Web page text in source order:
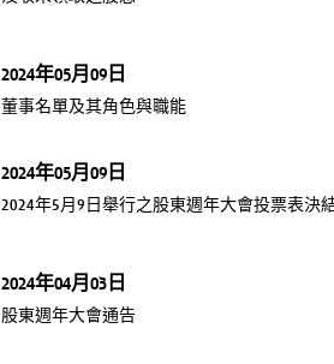
2024年05月09日
董事名單及其角色與職能
2024年05月09日
2024年5月9日舉行之股東週年大會投票表決
2024年04月03日
股東週年大會通告